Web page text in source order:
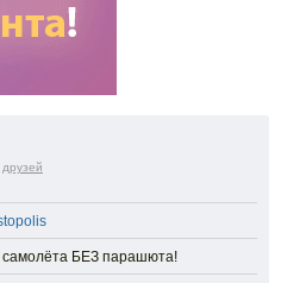
друзей
самолёта БЕЗ парашюта!